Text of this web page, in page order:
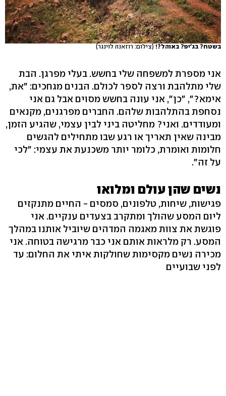
בשטח? בג'יפ? באוהל?! (צילום: רוזאנה לוינגר)
אני מספרת למשפחה שלי בחשש. בעלי מפרגן. הבת
שלי מתלהבת ורצה לספר לכולם. הבנים מגחכים: "את,
אימא?", "כן", אני עונה בחשש מסוים אבל גם אני
נסחפת בהתלהבות שלהם. החברים מפרגנים, מקנאים
ומעודדים. ואני? מחליטה ביני לבין עצמי, שהגיע הזמן,
מבינה שאין תאריך או רגע שבו מתחילים להגשים
חלומות ואומרת, כלומר יותר משכנעת את עצמי: "לכי
על זה".
נשים שהן עולם ומלואו
פגישות, שיחות, טלפונים, סמסים - החיים מתנקזים
ליום המסע שהולך ומתקרב בצעדים ענקיים. אני
פוגשת את צוות מאגמה המדהים שיוביל אותנו במהלך
המסע. רק מלראות אותם אני כבר מרגישה בטוחה. אני
מכירה נשים מקסימות שחולקות איתי את החלום: עד
לפני שבועיים